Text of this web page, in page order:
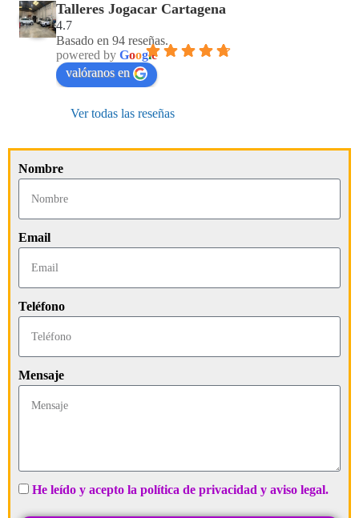
Talleres Jogacar Cartagena
4.7
Basado en 94 reseñas.
powered by Google
valóranos en
Ver todas las reseñas
Nombre
Email
Teléfono
Mensaje
He leído y acepto la política de privacidad y aviso legal.